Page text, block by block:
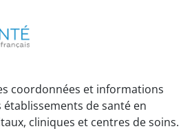
coordonnées et informations
de santé en
cliniques et centres de soins.